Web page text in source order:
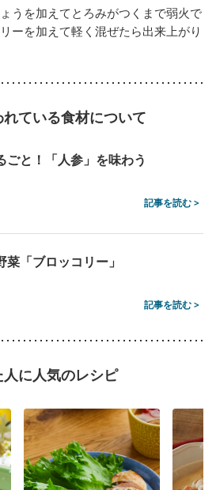
うを加えてとろみがつくまで弱火で
ーを加えて軽く混ぜたら出来上がり
ている食材について
ごと！「人参」を味わう
記事を読む >
菜「ブロッコリー」
記事を読む >
に人気のレシピ